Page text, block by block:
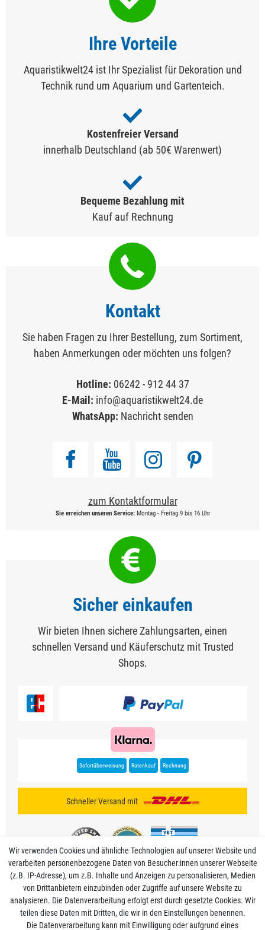
Ihre Vorteile
Aquaristikwelt24 ist Ihr Spezialist für Dekoration und
Technik rund um Aquarium und Gartenteich.
Kostenfreier Versand
innerhalb Deutschland (ab 50€ Warenwert)
Bequeme Bezahlung mit
Kauf auf Rechnung
Kontakt
Sie haben Fragen zu Ihrer Bestellung, zum Sortiment,
haben Anmerkungen oder möchten uns folgen?
Hotline: 06242 - 912 44 37
E-Mail: info@aquaristikwelt24.de
WhatsApp: Nachricht senden
zum Kontaktformular
Sie erreichen unseren Service:Montag - Freitag 9 bis 16 Uhr
Sicher einkaufen
Wir bieten Ihnen sichere Zahlungsarten, einen
schnellen Versand und Käuferschutz mit Trusted
Shops.
Sofortüberweisung Ratenkauf Rechnung
Schneller Versand mit
Mein Konto
Wir verwenden Cookies und ähnliche Technologien auf unserer Website und
verarbeiten personenbezogene Daten von Besucher:innen unserer Webseite
(z.B. IP-Adresse), um z.B. Inhalte und Anzeigen zu personalisieren, Medien
von Drittanbietern einzubinden oder Zugriffe auf unsere Website zu
analysieren. Die Datenverarbeitung erfolgt erst durch gesetzte Cookies. Wir
teilen diese Daten mit Dritten, die wir in den Einstellungen benennen.
Die Datenverarbeitung kann mit Einwilligung oder aufgrund eines